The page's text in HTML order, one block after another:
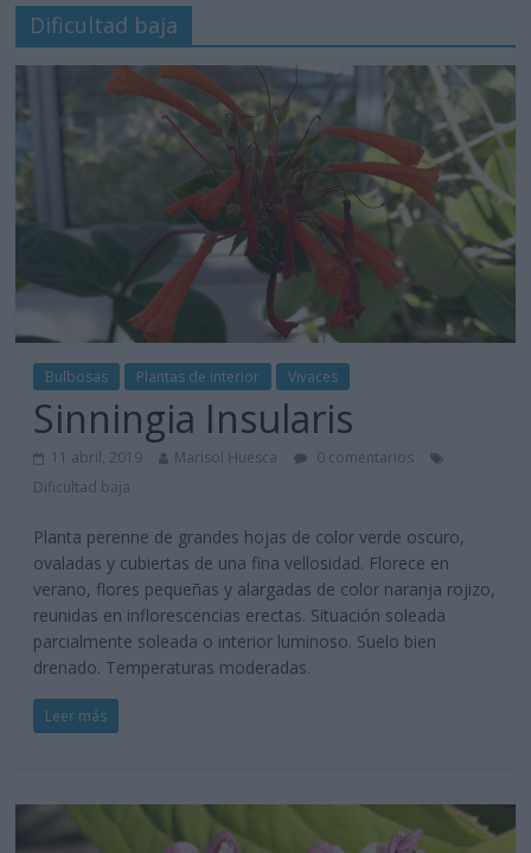
Dificultad baja
Bulbosas Plantas de interior Vivaces
Sinningia Insularis
11 abril, 2019 Marisol Huesca
0 comentarios
Dificultad baja
Planta perenne de grandes hojas de color verde oscuro,
ovaladas y cubiertas de una fina vellosidad. Florece en
verano, flores pequeñas y alargadas de color naranja rojizo,
reunidas en inflorescencias erectas. Situación soleada
parcialmente soleada o interior luminoso. Suelo bien
drenado. Temperaturas moderadas.
Leer más